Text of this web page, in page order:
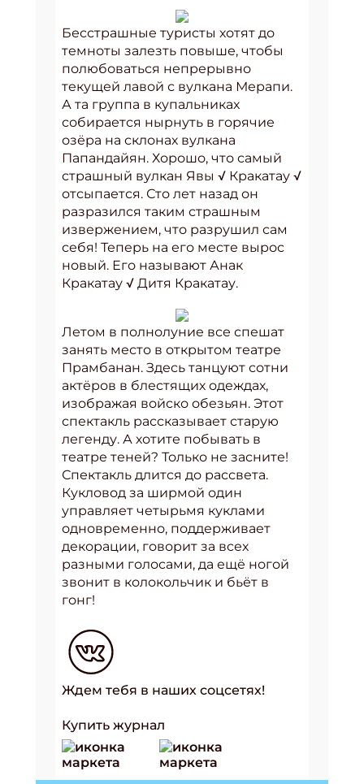
Бесстрашные туристы хотят до
темноты залезть повыше, чтобы
полюбоваться непрерывно
текущей лавой с вулкана Мерапи.
А та группа в купальниках
собирается нырнуть в горячие
озёра на склонах вулкана
Папандайян. Хорошо, что самый
страшный вулкан Явы √ Кракатау √
отсыпается. Сто лет назад он
разразился таким страшным
извержением, что разрушил сам
себя! Теперь на его месте вырос
новый. Его называют Анак
Кракатау √ Дитя Кракатау.
Летом в полнолуние все спешат
занять место в открытом театре
Прамбанан. Здесь танцуют сотни
актёров в блестящих одеждах,
изображая войско обезьян. Этот
спектакль рассказывает старую
легенду. А хотите побывать в
театре теней? Только не засните!
Спектакль длится до рассвета.
Кукловод за ширмой один
управляет четырьмя куклами
одновременно, поддерживает
декорации, говорит за всех
разными голосами, да ещё ногой
звонит в колокольчик и бьёт в
гонг!
Ждем тебя в наших соцсетях!
Купить журнал